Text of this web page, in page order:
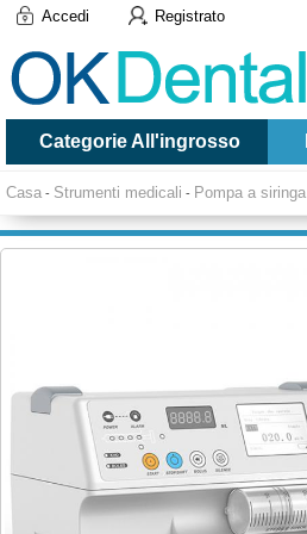
Accedi Registrato
Categorie All'ingrosso
Casa - Strumenti medicali - Pompa a siringa